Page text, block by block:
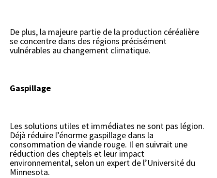
De plus, la majeure partie de la production céréalière
se concentre dans des régions précisément
vulnérables au changement climatique.
Gaspillage
Les solutions utiles et immédiates ne sont pas légion.
Déjà réduire l’énorme gaspillage dans la
consommation de viande rouge. Il en suivrait une
réduction des cheptels et leur impact
environnemental, selon un expert de l’Université du
Minnesota.